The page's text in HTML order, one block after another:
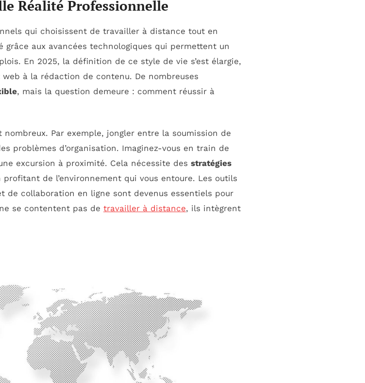
Réalité Professionnelle
qui choisissent de travailler à distance tout en
aux avancées technologiques qui permettent un
En 2025, la définition de ce style de vie s’est élargie,
à la rédaction de contenu. De nombreuses
, mais la question demeure : comment réussir à
Par exemple, jongler entre la soumission de
problèmes d’organisation. Imaginez-vous en train de
excursion à proximité. Cela nécessite des stratégies
de l’environnement qui vous entoure. Les outils
de collaboration en ligne sont devenus essentiels pour
se contentent pas de travailler à distance, ils intègrent